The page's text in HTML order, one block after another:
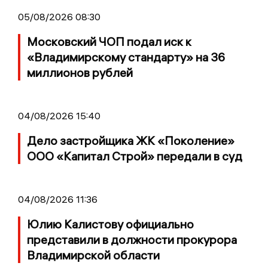
05/08/2026 08:30
Московский ЧОП подал иск к
«Владимирскому стандарту» на 36
миллионов рублей
04/08/2026 15:40
Дело застройщика ЖК «Поколение»
ООО «Капитал Строй» передали в суд
04/08/2026 11:36
Юлию Калистову официально
представили в должности прокурора
Владимирской области